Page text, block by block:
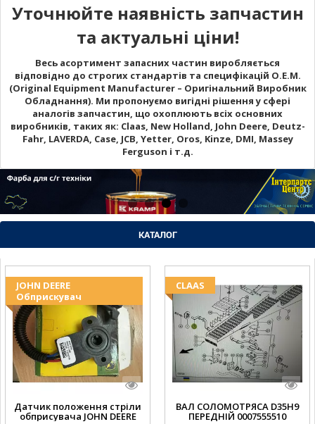
Уточнюйте наявність запчастин
та актуальні ціни!
Весь асортимент запасних частин виробляється
відповідно до строгих стандартів та специфікацій O.E.M.
(Original Equipment Manufacturer – Оригінальний Виробник
Обладнання). Ми пропонуємо вигідні рішення у сфері
аналогів запчастин, що охоплюють всіх основних
виробників, таких як: Claas, New Holland, John Deere, Deutz-
Fahr, LAVERDA, Case, JCB, Yetter, Oros, Kinze, DMI, Massey
Ferguson і т.д.
КАТАЛОГ
JOHN DEERE
Обприскувач
Датчик положення стріли
обприсувача JOHN DEERE
CLAAS
ВАЛ СОЛОМОТРЯСА D35H9
ПЕРЕДНІЙ 0007555510